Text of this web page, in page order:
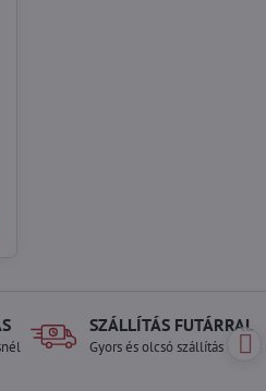
SZÁLLÍTÁS FUTÁRRAL
Gyors és olcsó szállítás